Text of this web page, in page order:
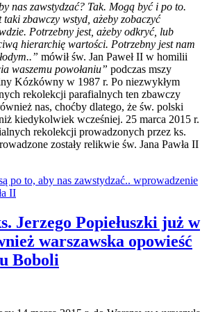
nas zawstydzać? Tak. Mogą być i po to.
taki zbawczy wstyd, ażeby zobaczyć
Potrzebny jest, ażeby odkryć, lub
hierarchię wartości. Potrzebny jest nam
mówił św. Jan Paweł II w homilii
waszemu powołaniu” podczas mszy
Kózkówny w 1987 r. Po niezwykłym
rekolekcji parafialnych ten zbawczy
nas, choćby dlatego, że św. polski
kiedykolwiek wcześniej. 25 marca 2015 r.
rekolekcji prowadzonych przez ks.
zostały relikwie św. Jana Pawła II
po to, aby nas zawstydzać.. wprowadzenie
II
Jerzego Popiełuszki już w
warszawska opowieść
Boboli